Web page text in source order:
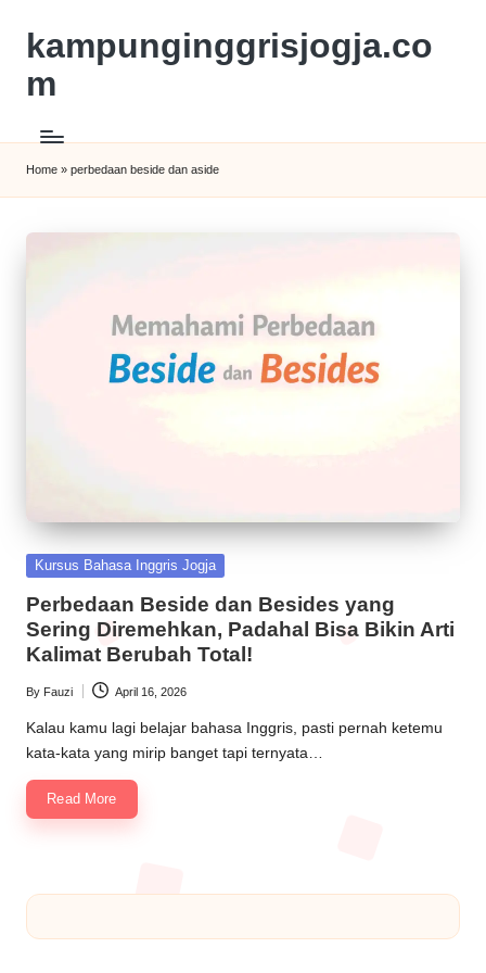
kampunginggrisjogja.co
m
Home » perbedaan beside dan aside
Kursus Bahasa Inggris Jogja
Perbedaan Beside dan Besides yang
Sering Diremehkan, Padahal Bisa Bikin Arti
Kalimat Berubah Total!
By Fauzi April 16, 2026
Kalau kamu lagi belajar bahasa Inggris, pasti pernah ketemu
kata-kata yang mirip banget tapi ternyata…
Read More